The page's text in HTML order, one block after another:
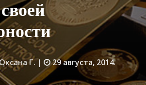
Г.| 29 августа, 2014.